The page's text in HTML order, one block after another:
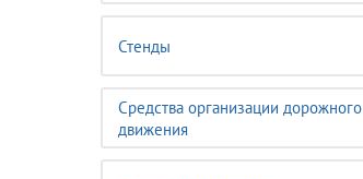
Стенды
Средства организации дорожного
движения